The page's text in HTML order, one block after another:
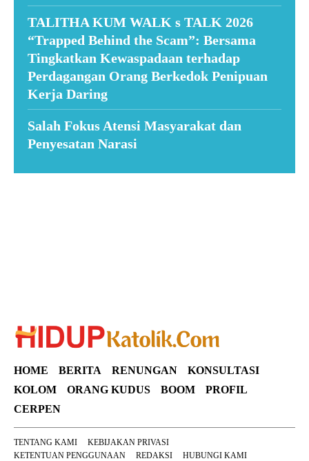
TALITHA KUM WALK s TALK 2026
“Trapped Behind the Scam”: Bersama
Tingkatkan Kewaspadaan terhadap
Perdagangan Orang Berkedok Penipuan
Kerja Daring
Salah Fokus Atensi Masyarakat dan
Penyesatan Narasi
HOME BERITA RENUNGAN
KONSULTASI
KOLOM
ORANG KUDUS BOOM
PROFIL
CERPEN
TENTANG KAMI
KEBIJAKAN PRIVASI
KETENTUAN PENGGUNAAN
REDAKSI HUBUNGI KAMI